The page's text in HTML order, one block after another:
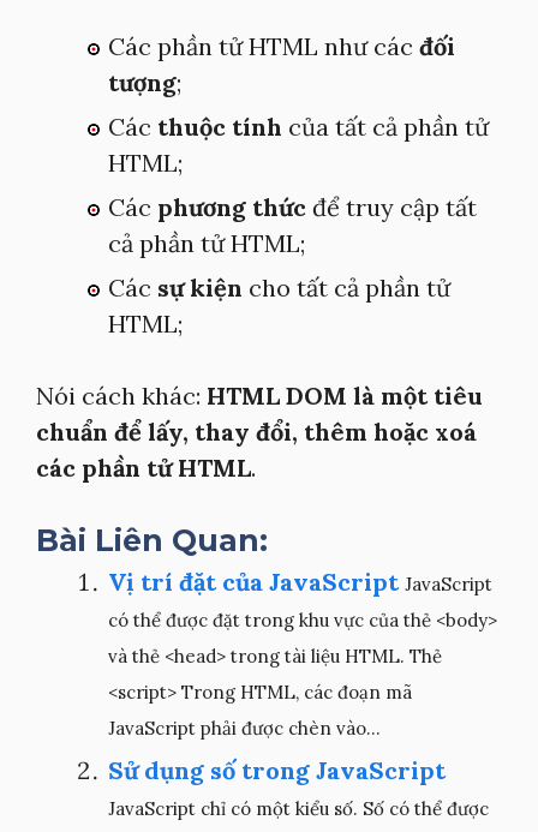
Các phần tử HTML như các đối
tượng;
Các thuộc tính của tất cả phần tử
HTML;
Các phương thức để truy cập tất
cả phần tử HTML;
Các sự kiện cho tất cả phần tử
HTML;
Nói cách khác: HTML DOM là một tiêu
chuẩn để lấy, thay đổi, thêm hoặc xoá
các phần tử HTML.
Bài Liên Quan:
Vị trí đặt của JavaScript JavaScript
có thể được đặt trong khu vực của thẻ <body>
và thẻ <head> trong tài liệu HTML. Thẻ
<script> Trong HTML, các đoạn mã
JavaScript phải được chèn vào...
Sử dụng số trong JavaScript
JavaScript chỉ có một kiểu số. Số có thể được